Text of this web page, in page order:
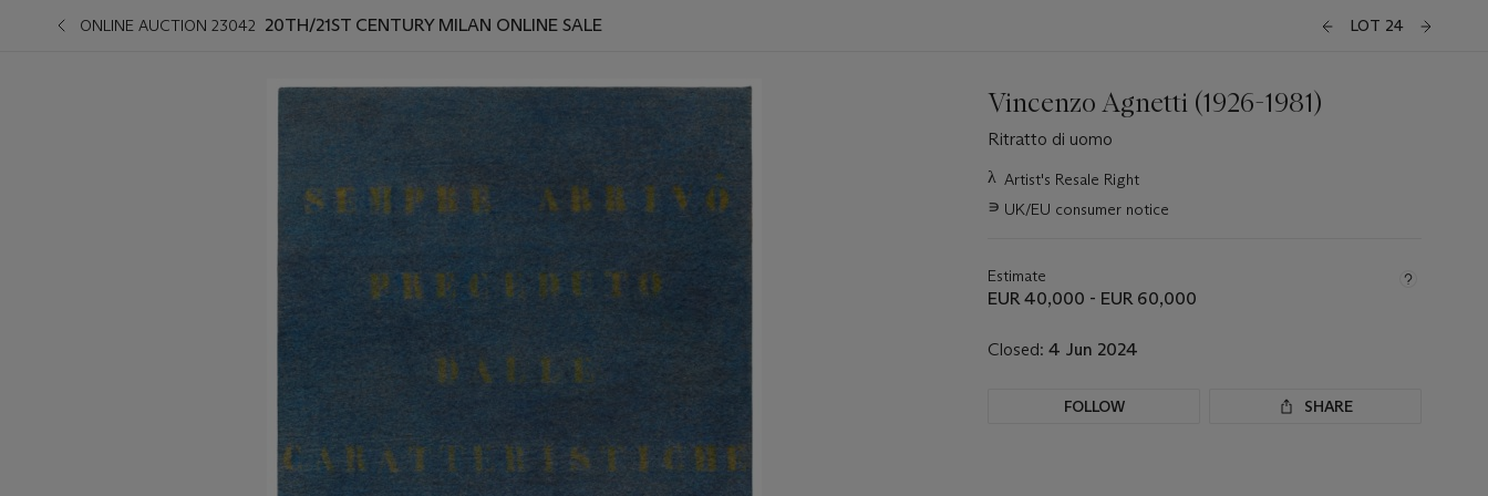
ONLINE AUCTION 23042 20TH/21ST CENTURY MILAN ONLINE SALE LOT 24
Vincenzo Agnetti (1926-1981)
Ritratto di uomo
Important
about
λ Artist's Resale Right
∍ UK/EU consumer notice
Estimate
EUR 40,000 - EUR 60,000
Closed: 4 Jun 2024
FOLLOW SHARE